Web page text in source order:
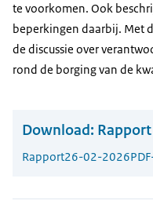
te voorkomen. Ook
beperkingen daarbij. Met
de discussie over
rond de borging van de
Download:
Rapport26-02-2026